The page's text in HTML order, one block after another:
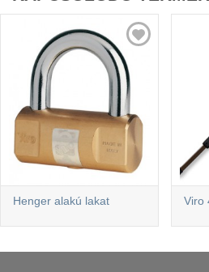
Henger alakú lakat Viro